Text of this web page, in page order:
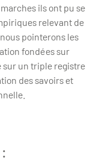
ils ont pu se
relevant de
pointerons les
fondées sur
sur un triple registre
des savoirs et